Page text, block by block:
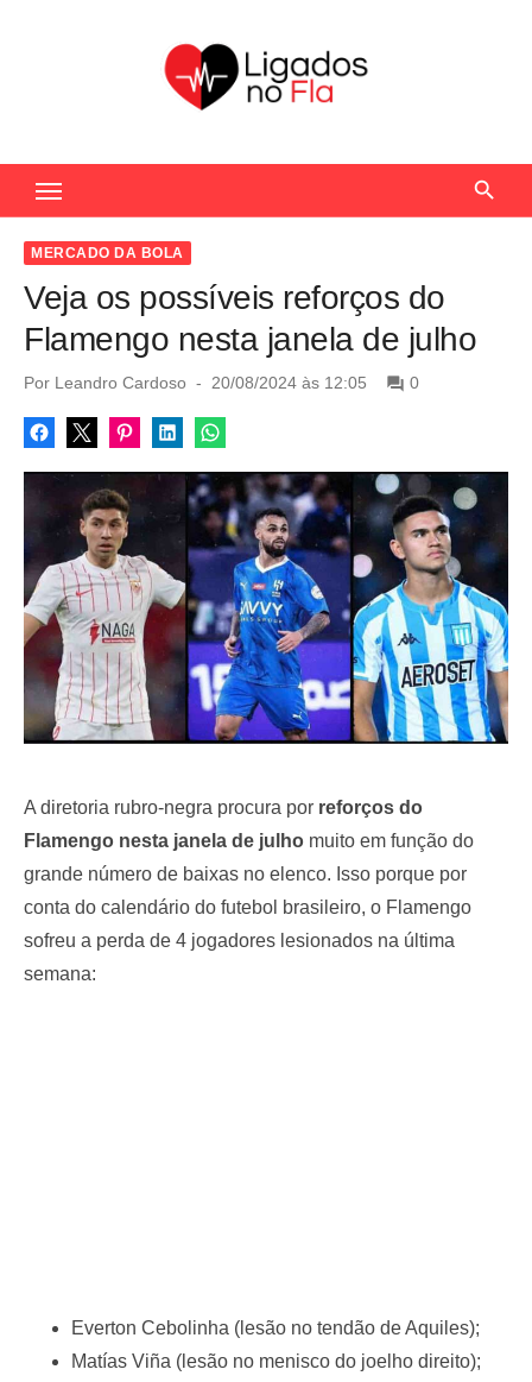
c
MERCADO DA BOLA
Veja os possíveis reforços do
Flamengo nesta janela de julho
Por Leandro Cardoso
P
s
t
d
o
n
20/08/2024 às 12:05 0
A diretoria rubro-negra procura por reforços do
Flamengo nesta janela de julho muito em função do
grande número de baixas no elenco. Isso porque por
conta do calendário do futebol brasileiro, o Flamengo
sofreu a perda de 4 jogadores lesionados na última
semana:
Everton Cebolinha (lesão no tendão de Aquiles);
Matías Viña (lesão no menisco do joelho direito);